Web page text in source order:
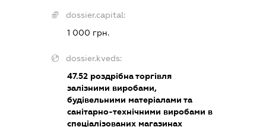
dossier.capital:
1 000 грн.
dossier.kveds:
47.52 роздрібна торгівля
залізними виробами,
будівельними матеріалами та
санітарно-технічними виробами в
спеціалізованих магазинах